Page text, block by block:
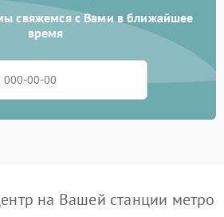
свяжемся с Вами в ближайшее
время
на Вашей станции метро